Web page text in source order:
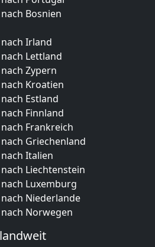
Bosnien
Irland
Lettland
Zypern
Kroatien
Estland
Finnland
Frankreich
Griechenland
Italien
Liechtenstein
Luxemburg
Niederlande
Norwegen